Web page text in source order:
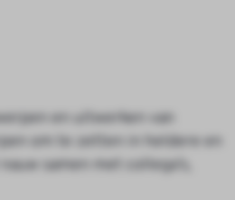
en uitwerken van
om te zetten in heldere en
samen met collega’s,